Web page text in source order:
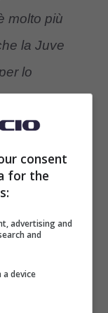
molto più
la Juve
lo
consent
for the
advertising and
and
device